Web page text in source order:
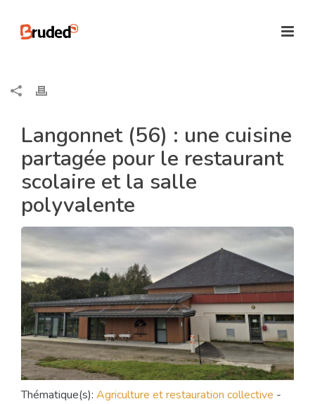
Langonnet (56) : une cuisine
partagée pour le restaurant
scolaire et la salle
polyvalente
Thématique(s): Agriculture et restauration collective -